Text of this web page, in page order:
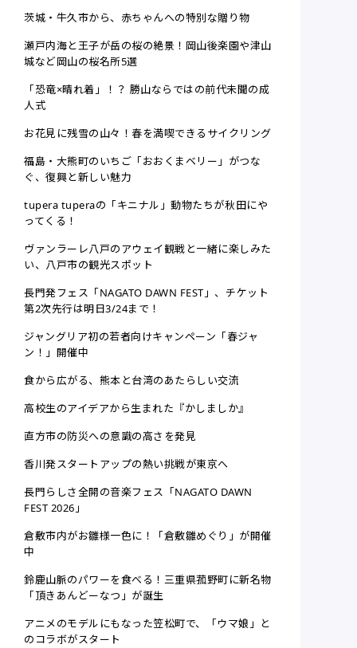
茨城・牛久市から、赤ちゃんへの特別な贈り物
瀬戸内海と王子が岳の桜の絶景！岡山後楽園や津山
城など岡山の桜名所5選
「恐竜×晴れ着」！？ 勝山ならではの前代未聞の成
人式
お花見に残雪の山々！春を満喫できるサイクリング
福島・大熊町のいちご「おおくまベリー」がつな
ぐ、復興と新しい魅力
tupera tuperaの「キニナル」動物たちが秋田にや
ってくる！
ヴァンラーレ八戸のアウェイ観戦と一緒に楽しみた
い、八戸市の観光スポット
長門発フェス「NAGATO DAWN FEST」、チケット
第2次先行は明日3/24まで！
ジャングリア初の若者向けキャンペーン「春ジャ
ン！」開催中
食から広がる、熊本と台湾のあたらしい交流
高校生のアイデアから生まれた『かしましか』
直方市の防災への意識の高さを発見
香川発スタートアップの熱い挑戦が東京へ
長門らしさ全開の音楽フェス「NAGATO DAWN
FEST 2026」
倉敷市内がお雛様一色に！「倉敷雛めぐり」が開催
中
鈴鹿山脈のパワーを食べる！三重県菰野町に新名物
「頂きあんどーなつ」が誕生
アニメのモデルにもなった笠松町で、「ウマ娘」と
のコラボがスタート